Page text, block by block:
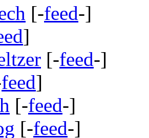
[-feed-]
]
[-feed-]
feed]
[-feed-]
[-feed-]